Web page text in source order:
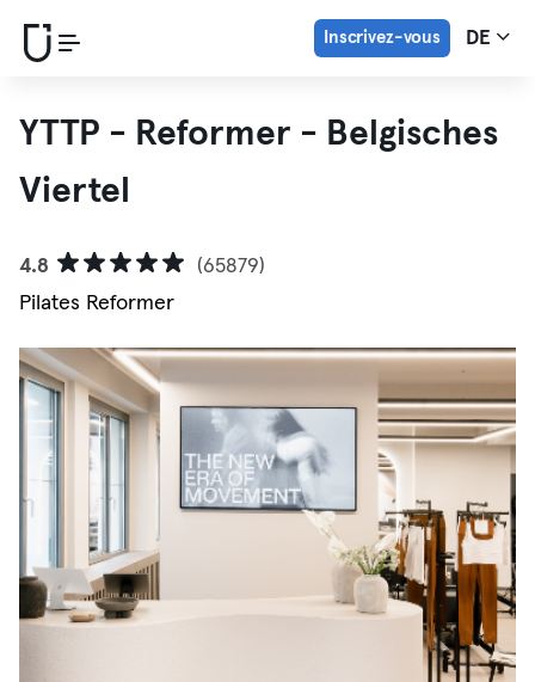
Inscrivez-vous DE
YTTP - Reformer - Belgisches
Viertel
4.8
(65879)
Pilates Reformer